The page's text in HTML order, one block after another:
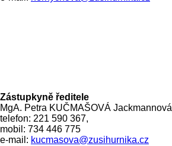
Zástupkyně ředitele
MgA. Petra KUČMAŠOVÁ Jackmannová
telefon: 221 590 367,
mobil: 734 446 775
e-mail: kucmasova@zusihurnika.cz